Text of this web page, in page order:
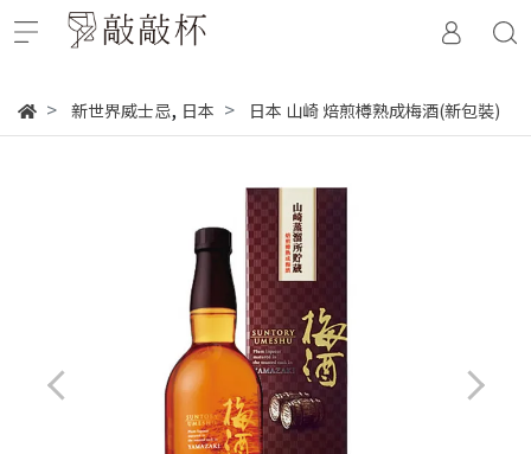
新世界威士忌, 日本 日本 山崎 焙煎樽熟成梅酒(新包裝)